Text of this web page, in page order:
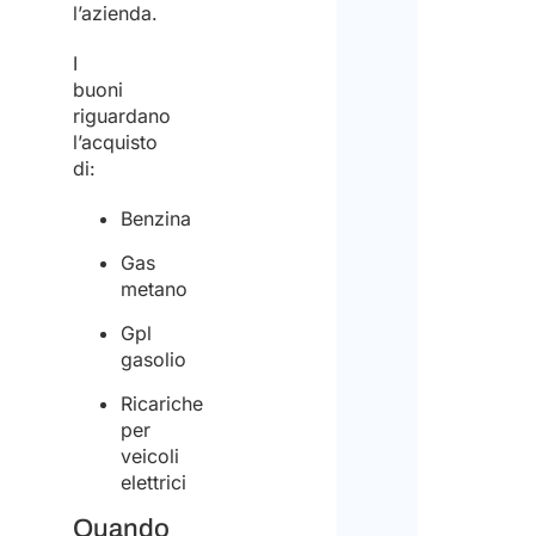
l’azienda.
I
buoni
riguardano
l’acquisto
di:
Benzina
Gas
metano
Gpl
gasolio
Ricariche
per
veicoli
elettrici
Quando